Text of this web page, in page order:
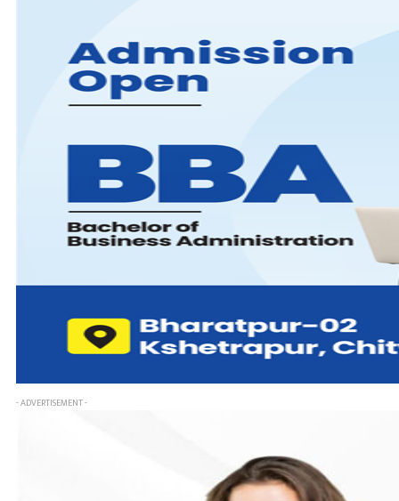
- ADVERTISEMENT -